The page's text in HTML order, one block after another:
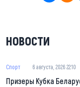
НОВОСТИ
Спорт 6 августа, 2026 22:10
Призеры Кубка